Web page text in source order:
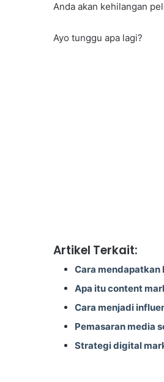
Anda akan kehilangan
Ayo tunggu apa lagi?
Artikel Terkait:
Cara
Apa itu content
Cara menjadi
Pemasaran media
Strategi digital